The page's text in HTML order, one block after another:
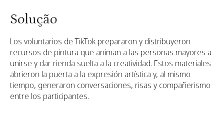
Solução
Los voluntarios de TikTok prepararon y distribuyeron
recursos de pintura que animan a las personas mayores a
unirse y dar rienda suelta a la creatividad. Estos materiales
abrieron la puerta a la expresión artística y, al mismo
tiempo, generaron conversaciones, risas y compañerismo
entre los participantes.